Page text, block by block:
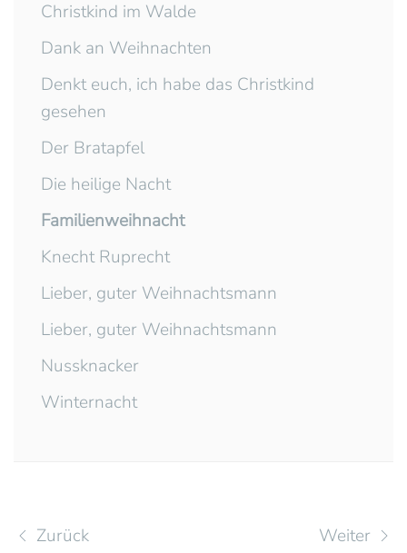
Christkind im Walde
Dank an Weihnachten
Denkt euch, ich habe das Christkind
gesehen
Der Bratapfel
Die heilige Nacht
Familienweihnacht
Knecht Ruprecht
Lieber, guter Weihnachtsmann
Lieber, guter Weihnachtsmann
Nussknacker
Winternacht
Zurück Weiter